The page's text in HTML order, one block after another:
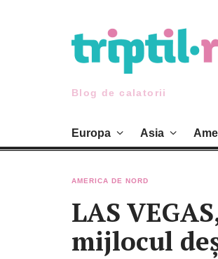
Blog de calatorii
Europa Asia
AMERICA DE NORD
LAS
mijlocul